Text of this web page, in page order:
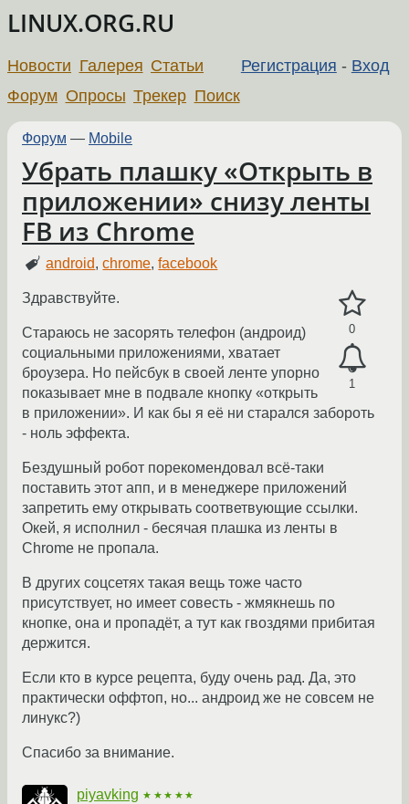
LINUX.ORG.RU
Регистрация - Вход
Новости Галерея Статьи
Форум Опросы Трекер Поиск
Форум — Mobile
Убрать плашку «Открыть в
приложении» снизу ленты
FB из Chrome
android,chrome,facebook
0
1
Здравствуйте.
Стараюсь не засорять телефон (андроид)
социальными приложениями, хватает
броузера. Но пейсбук в своей ленте упорно
показывает мне в подвале кнопку «открыть
в приложении». И как бы я её ни старался забороть
- ноль эффекта.
Бездушный робот порекомендовал всё-таки
поставить этот апп, и в менеджере приложений
запретить ему открывать соответвующие ссылки.
Окей, я исполнил - бесячая плашка из ленты в
Chrome не пропала.
В других соцсетях такая вещь тоже часто
присутствует, но имеет совесть - жмякнешь по
кнопке, она и пропадёт, а тут как гвоздями прибитая
держится.
Если кто в курсе рецепта, буду очень рад. Да, это
практически оффтоп, но... андроид же не совсем не
линукс?)
Спасибо за внимание.
piyavking ★★★★★